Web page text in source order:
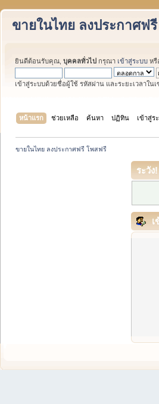
ขายในไทย ลงประกาศฟ
ยินดีต้อนรับคุณ, บุคคลทั่วไป กรุณา เข้าสู่ระบบ หรื
เข้าสู่ระบบด้วยชื่อผู้ใช้ รหัสผ่าน และระยะเวลาใน
หน้าแรก ช่วยเหลือ ค้นหา ปฏิทิน เข้าสู่ร
ขายในไทย ลงประกาศฟรี โพสฟรี
ระวัง!
เ